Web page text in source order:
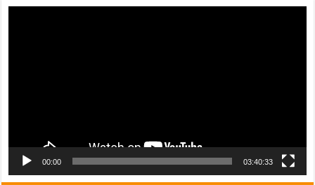
00:00 03:40:33